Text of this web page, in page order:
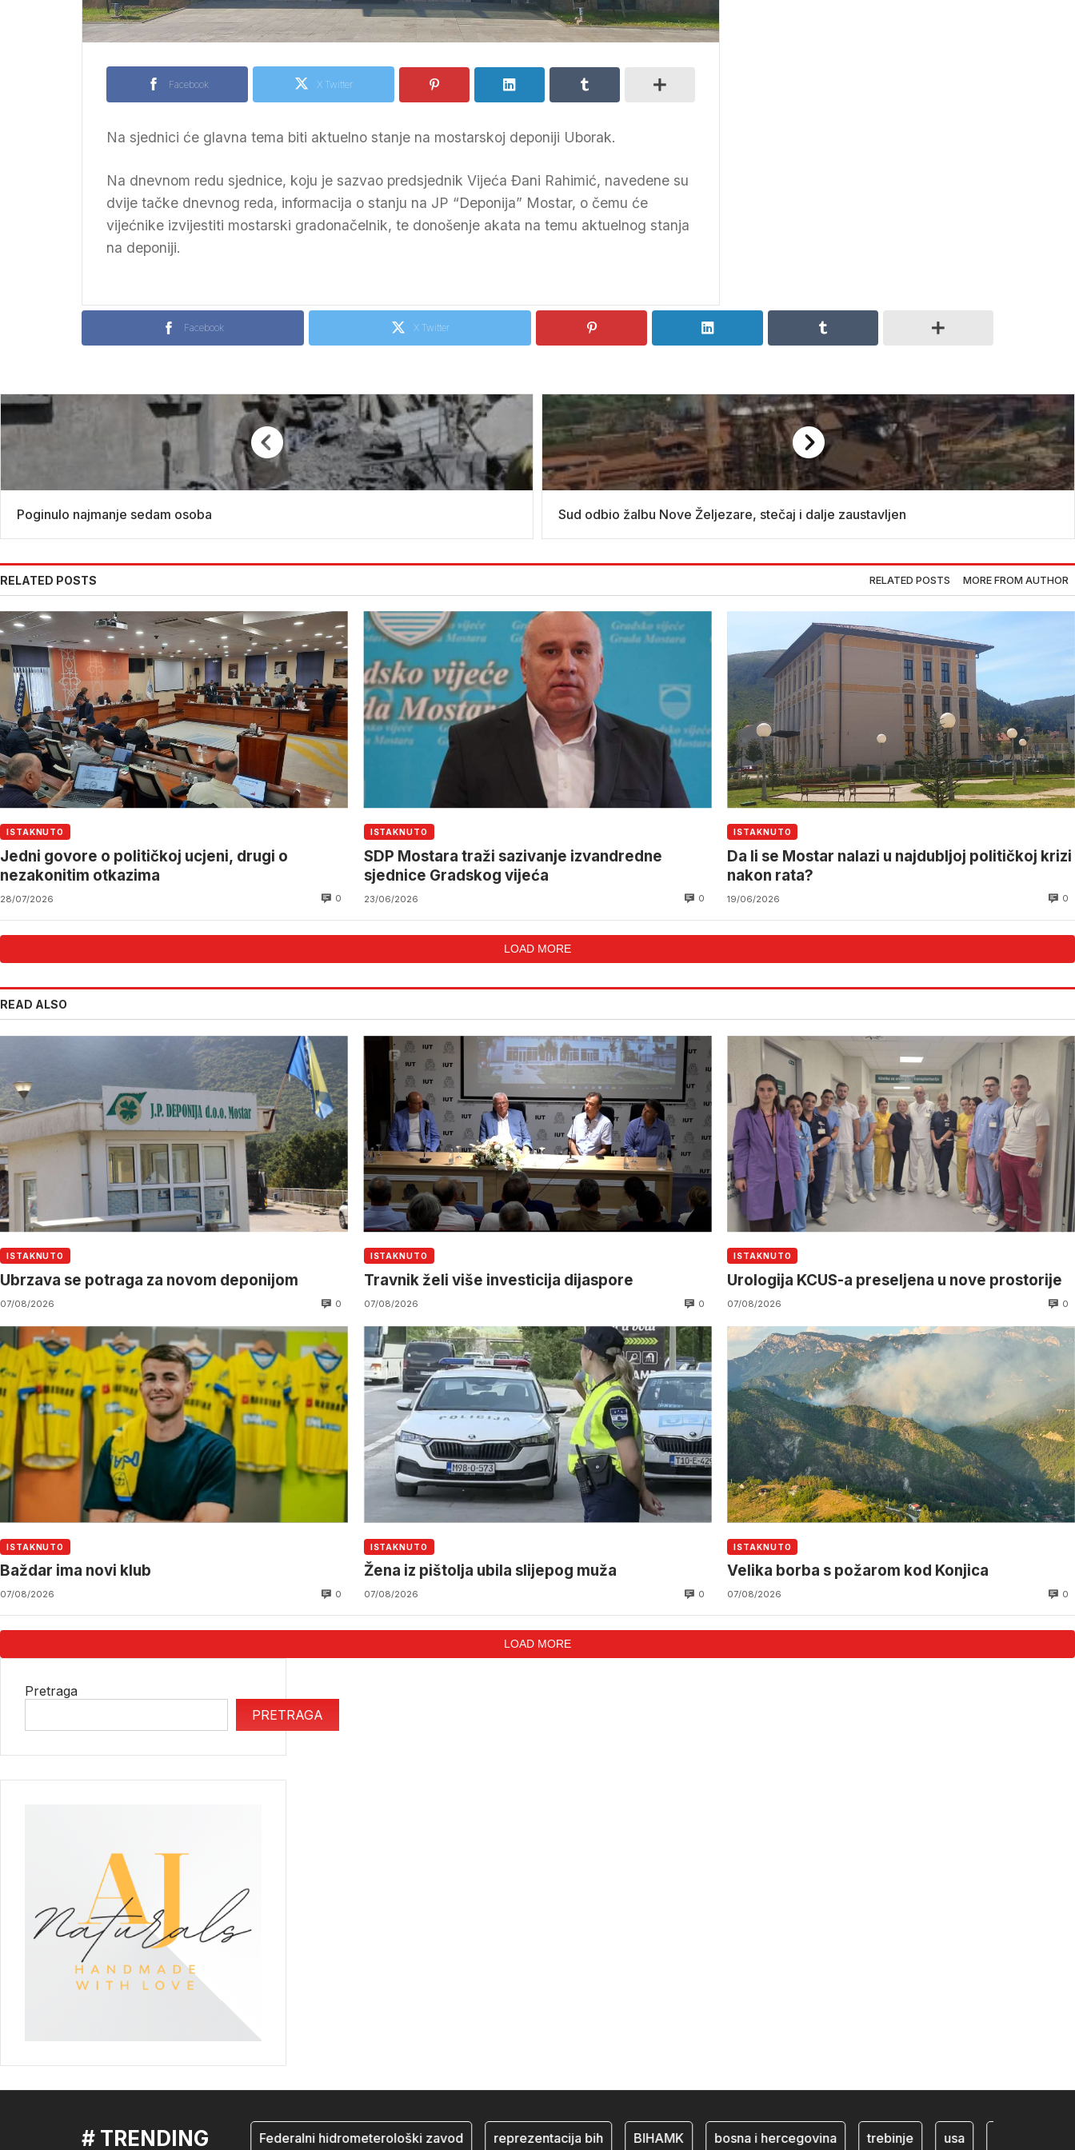
Facebook X Twitter
Na sjednici će glavna tema biti aktuelno stanje na mostarskoj deponiji Uborak.
Na dnevnom redu sjednice, koju je sazvao predsjednik Vijeća Đani Rahimić, navedene su
dvije tačke dnevnog reda, informacija o stanju na JP “Deponija” Mostar, o čemu će
vijećnike izvijestiti mostarski gradonačelnik, te donošenje akata na temu aktuelnog stanja
na deponiji.
Facebook X Twitter
Poginulo najmanje sedam osoba Sud odbio žalbu Nove Željezare, stečaj i dalje zaustavljen
RELATED POSTS RELATED POSTS MORE FROM AUTHOR
ISTAKNUTO
Jedni govore o političkoj ucjeni, drugi o
nezakonitim otkazima
28/07/2026 0
ISTAKNUTO
SDP Mostara traži sazivanje izvandredne
sjednice Gradskog vijeća
23/06/2026 0
ISTAKNUTO
Da li se Mostar nalazi u najdubljoj političkoj krizi
nakon rata?
19/06/2026 0
LOAD MORE
READ ALSO
ISTAKNUTO
Ubrzava se potraga za novom deponijom
07/08/2026 0
ISTAKNUTO
Travnik želi više investicija dijaspore
07/08/2026 0
ISTAKNUTO
Urologija KCUS-a preseljena u nove prostorije
07/08/2026 0
ISTAKNUTO
Baždar ima novi klub
07/08/2026 0
ISTAKNUTO
Žena iz pištolja ubila slijepog muža
07/08/2026 0
ISTAKNUTO
Velika borba s požarom kod Konjica
07/08/2026 0
LOAD MORE
Pretraga
PRETRAGA
# TRENDING
mostar Federalni hidrometerološki zavod reprezentacija bih BIHAMK bosna i hercegovina trebinje usa BiH ekonomija